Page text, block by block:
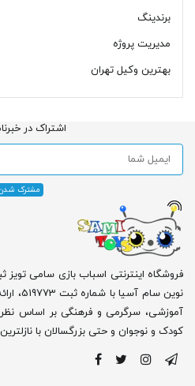
برندینگ
مدیریت پروژه
بهترین وکیل تهران
اشتراک در
فروشگاه اینترنتی اسباب بازی سامی
نوین
آموزشی، سرگرمی و فرهنگی بر اساس
کودک و نوجوان و حتی بزرگسالان با